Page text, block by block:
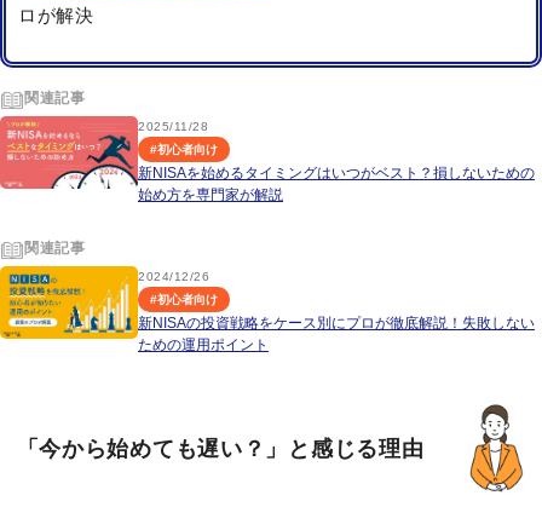
ロが解決
関連記事
2025/11/28
#初心者向け
新NISAを始めるタイミングはいつがベスト？損しないための
始め方を専門家が解説
関連記事
2024/12/26
#初心者向け
新NISAの投資戦略をケース別にプロが徹底解説！失敗しない
ための運用ポイント
「今から始めても遅い？」と感じる理由